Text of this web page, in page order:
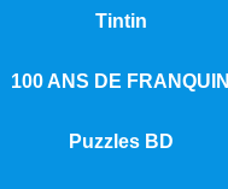
Tintin
100 ANS DE FRANQUIN
Puzzles BD